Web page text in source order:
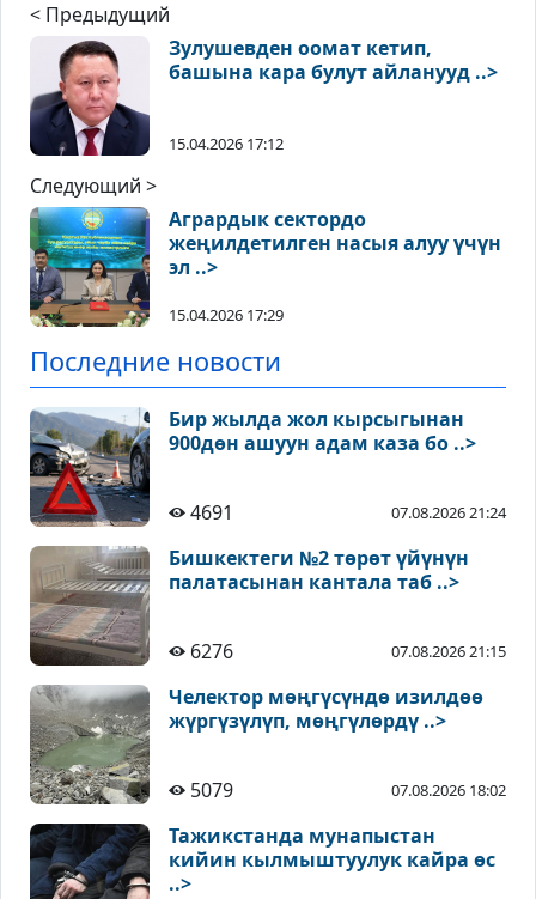
< Предыдущий
Зулушевден оомат кетип,
башына кара булут айланууд ..>
15.04.2026 17:12
Следующий >
Агрардык сектордо
жеңилдетилген насыя алуу үчүн
эл ..>
15.04.2026 17:29
Последние новости
Бир жылда жол кырсыгынан
900дөн ашуун адам каза бо ..>
4691 07.08.2026 21:24
Бишкектеги №2 төрөт үйүнүн
палатасынан кантала таб ..>
6276 07.08.2026 21:15
Челектор мөңгүсүндө изилдөө
жүргүзүлүп, мөңгүлөрдү ..>
5079 07.08.2026 18:02
Тажикстанда мунапыстан
кийин кылмыштуулук кайра өс
..>